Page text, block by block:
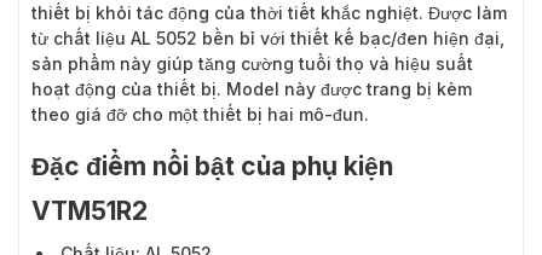
thiết bị khỏi tác động của thời tiết khắc nghiệt. Được làm
từ chất liệu AL 5052 bền bỉ với thiết kế bạc/đen hiện đại,
sản phẩm này giúp tăng cường tuổi thọ và hiệu suất
hoạt động của thiết bị. Model này được trang bị kèm
theo giá đỡ cho một thiết bị hai mô-đun.
Đặc điểm nổi bật của phụ kiện
VTM51R2